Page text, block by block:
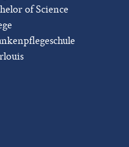
of Science